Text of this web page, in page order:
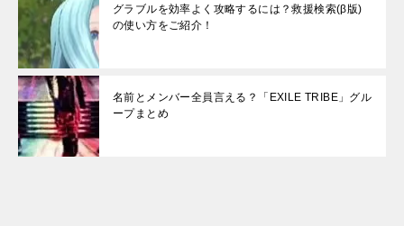
グラブルを効率よく攻略するには？救援検索(β版)
の使い方をご紹介！
名前とメンバー全員言える？「EXILE TRIBE」グル
ープまとめ